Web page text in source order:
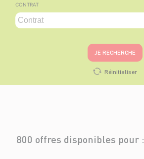
CONTRAT
JE RECHERCHE
Réinitialiser
800 offres disponibles pour :